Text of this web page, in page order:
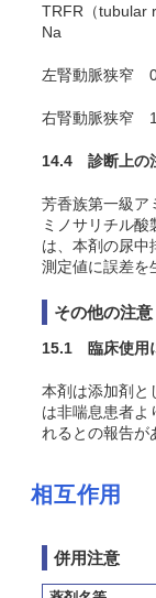
TRFR（tubular
Na
左腎動脈狭窄
右腎動脈狭窄
14.4 診断上の
芳香族第一級ア
ミノサリチル
は、本剤の尿中
測定値に誤差を
その他の注意
15.1 臨床使用
本剤は添加剤と
は非喘息患者よ
れるとの報告が
相互作用
併用注意